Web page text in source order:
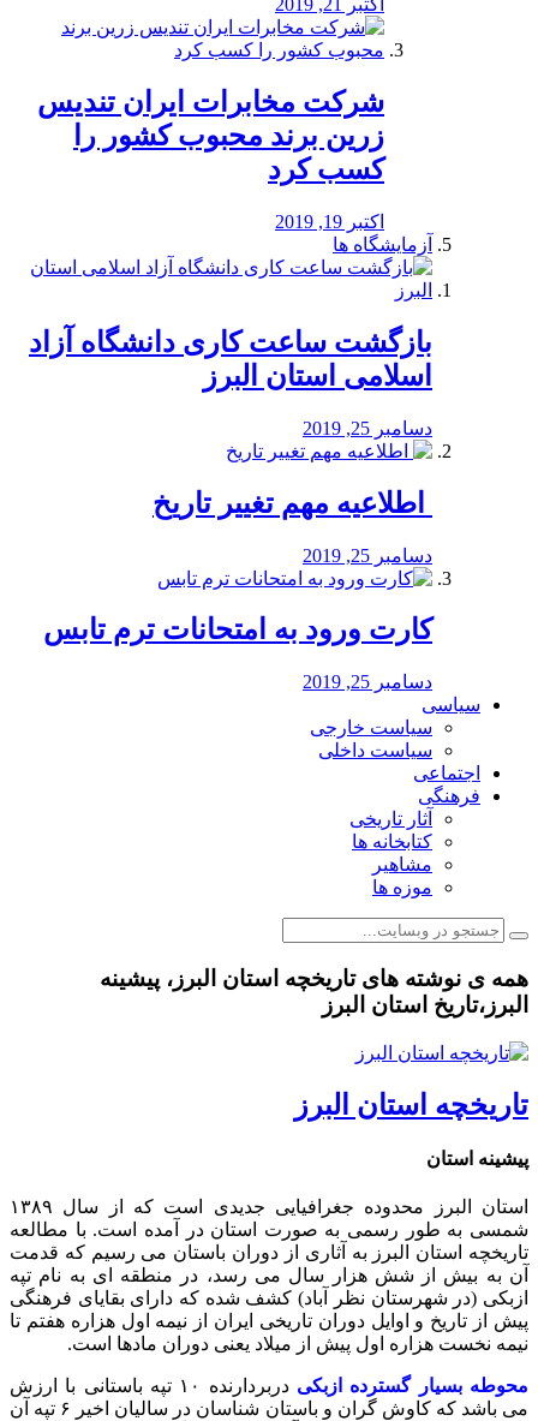
اکتبر 21, 2019
شرکت مخابرات ایران تندیس
زرین برند محبوب کشور را
کسب کرد
اکتبر 19, 2019
آزمایشگاه ها
بازگشت ساعت کاری دانشگاه آزاد
اسلامی استان البرز
دسامبر 25, 2019
️ اطلاعیه مهم تغییر تاریخ
دسامبر 25, 2019
کارت ورود به امتحانات ترم تابس
دسامبر 25, 2019
سیاسی
سیاست خارجی
سیاست داخلی
اجتماعی
فرهنگی
آثار تاریخی
کتابخانه ها
مشاهیر
موزه ها
همه ی نوشته های تاریخچه استان البرز، پیشینه
البرز،تاریخ استان البرز
تاریخچه استان البرز
پیشینه استان
استان البرز محدوده جغرافیایی جدیدی است که از سال ۱۳۸۹
شمسی به طور رسمی به صورت استان در آمده است. با مطالعه
تاریخچه استان البرز به آثاری از دوران باستان می رسیم که قدمت
آن به بیش از شش هزار سال می رسد، در منطقه ای به نام تپه
ازبکی (در شهرستان نظر آباد) کشف شده که دارای بقایای فرهنگی
پیش از تاریخ و اوایل دوران تاریخی ایران از نیمه اول هزاره هفتم تا
نیمه نخست هزاره اول پیش از میلاد یعنی دوران مادها است.
محوطه بسیار گسترده ازبکی
دربردارنده ۱۰ تپه باستانی با ارزش
می باشد که کاوش گران و باستان شناسان در سالیان اخیر ۶ تپه آن